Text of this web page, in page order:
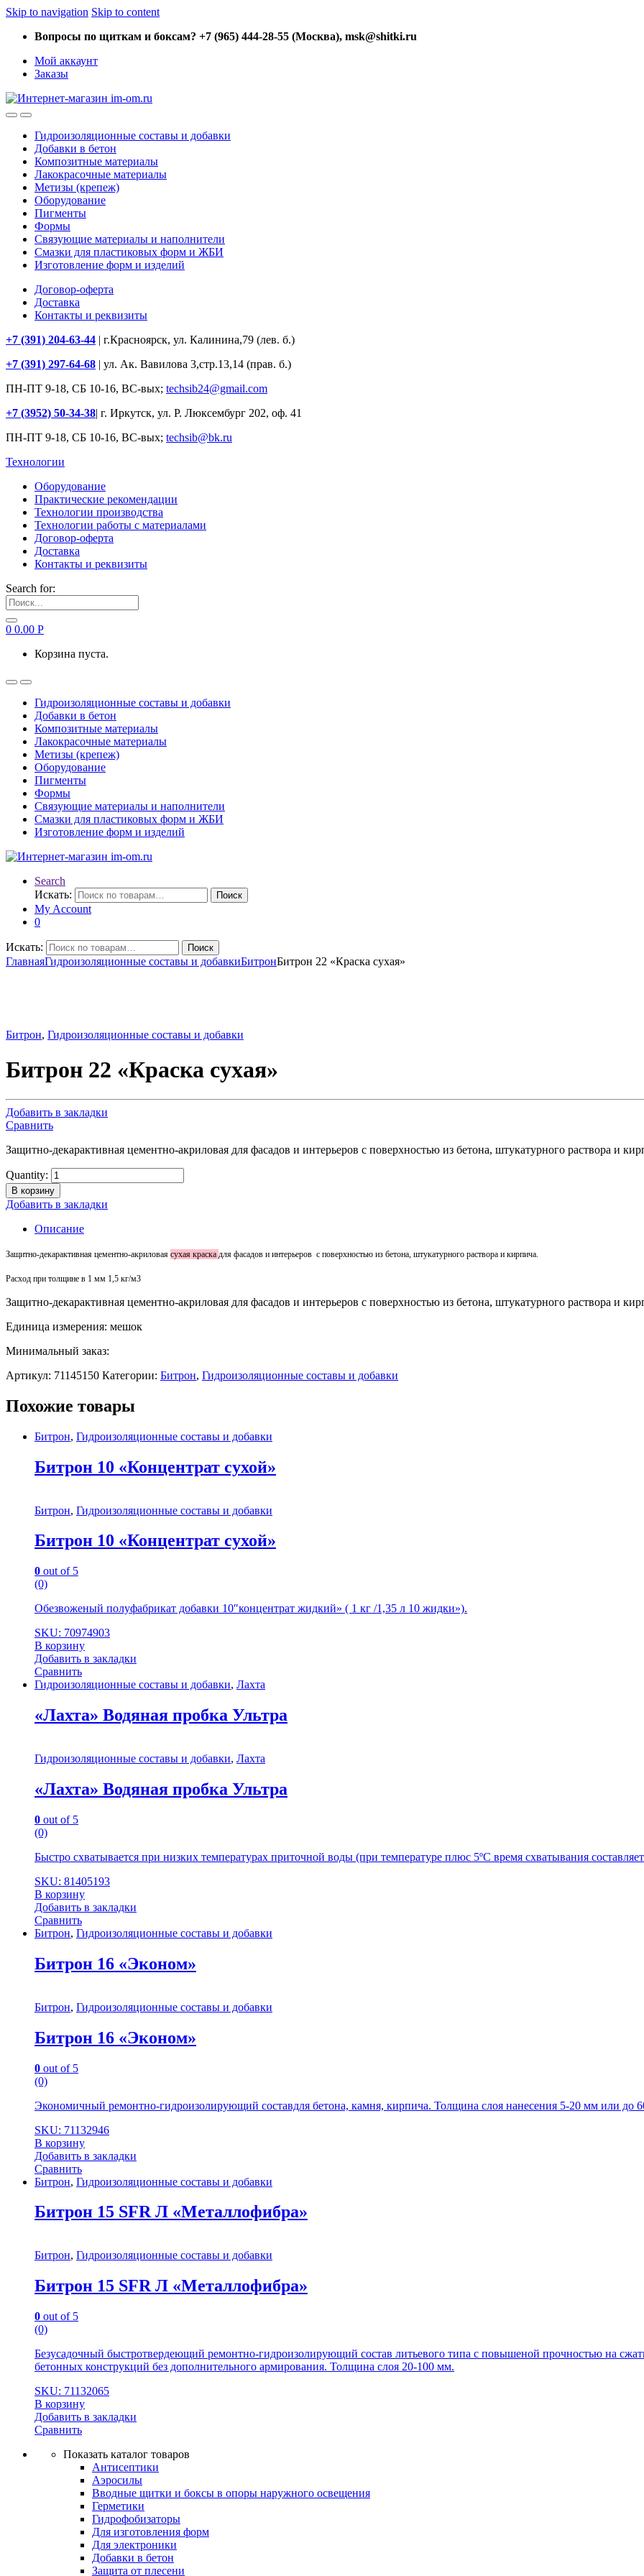
Skip to navigation Skip to content
Вопросы по щиткам и боксам? +7 (965) 444-28-55 (Москва), msk@shitki.ru
Мой аккаунт
Заказы
Гидроизоляционные составы и добавки
Добавки в бетон
Композитные материалы
Лакокрасочные материалы
Метизы (крепеж)
Оборудование
Пигменты
Формы
Связующие материалы и наполнители
Смазки для пластиковых форм и ЖБИ
Изготовление форм и изделий
Договор-оферта
Доставка
Контакты и реквизиты
+7 (391) 204-63-44 | г.Красноярск, ул. Калинина,79 (лев. б.)
+7 (391) 297-64-68 | ул. Ак. Вавилова 3,стр.13,14 (прав. б.)
ПН-ПТ 9-18, СБ 10-16, ВС-вых; techsib24@gmail.com
+7 (3952) 50-34-38| г. Иркутск, ул. Р. Люксембург 202, оф. 41
ПН-ПТ 9-18, СБ 10-16, ВС-вых; techsib@bk.ru
Технологии
Оборудование
Практические рекомендации
Технологии производства
Технологии работы с материалами
Договор-оферта
Доставка
Контакты и реквизиты
Search for:
0 0.00 Р
Корзина пуста.
Гидроизоляционные составы и добавки
Добавки в бетон
Композитные материалы
Лакокрасочные материалы
Метизы (крепеж)
Оборудование
Пигменты
Формы
Связующие материалы и наполнители
Смазки для пластиковых форм и ЖБИ
Изготовление форм и изделий
Search
Искать:
Поиск
My Account
0
Искать: Поиск
ГлавнаяГидроизоляционные составы и добавкиБитронБитрон 22 «Краска сухая»
Битрон, Гидроизоляционные составы и добавки
Битрон 22 «Краска сухая»
Добавить в закладки
Сравнить
Защитно-декарактивная цементно-акриловая для фасадов и интерьеров с поверхностью из бетона, штукатурного раствора и
Quantity:
В корзину
Добавить в закладки
Описание
Защитно-декарактивная цементно-акриловая сухая краска для фасадов и интерьеров с поверхностью из бетона, штукатурного раствора и кирпича.
Расход при толщине в 1 мм 1,5 кг/м3
Защитно-декарактивная цементно-акриловая для фасадов и интерьеров с поверхностью из бетона, штукатурного раствора и
Единица измерения: мешок
Минимальный заказ:
Артикул: 71145150 Категории: Битрон, Гидроизоляционные составы и добавки
Похожие товары
Битрон, Гидроизоляционные составы и добавки
Битрон 10 «Концентрат сухой»
Битрон, Гидроизоляционные составы и добавки
Битрон 10 «Концентрат сухой»
0 out of 5
(0)
Обезвоженый полуфабрикат добавки 10″концентрат жидкий» ( 1 кг /1,35 л 10 жидки»).
SKU: 70974903
В корзину
Добавить в закладки
Сравнить
Гидроизоляционные составы и добавки, Лахта
«Лахта» Водяная пробка Ультра
Гидроизоляционные составы и добавки, Лахта
«Лахта» Водяная пробка Ультра
0 out of 5
(0)
Быстро схватывается при низких температурах приточной воды (при температуре плюс 5ºС время схватывания
SKU: 81405193
В корзину
Добавить в закладки
Сравнить
Битрон, Гидроизоляционные составы и добавки
Битрон 16 «Эконом»
Битрон, Гидроизоляционные составы и добавки
Битрон 16 «Эконом»
0 out of 5
(0)
Экономичный ремонтно-гидроизолирующий составдля бетона, камня, кирпича. Толщина слоя нанесения 5-20 мм или до
SKU: 71132946
В корзину
Добавить в закладки
Сравнить
Битрон, Гидроизоляционные составы и добавки
Битрон 15 SFR Л «Металлофибра»
Битрон, Гидроизоляционные составы и добавки
Битрон 15 SFR Л «Металлофибра»
0 out of 5
(0)
Безусадочный быстротвердеющий ремонтно-гидроизолирующий состав литьевого типа с повышеной прочностью на
бетонных конструкций без дополнительного армирования. Толщина слоя 20-100 мм.
SKU: 71132065
В корзину
Добавить в закладки
Сравнить
Показать каталог товаров
Антисептики
Аэросилы
Вводные щитки и боксы в опоры наружного освещения
Герметики
Гидрофобизаторы
Для изготовления форм
Для электроники
Добавки в бетон
Защита от плесени